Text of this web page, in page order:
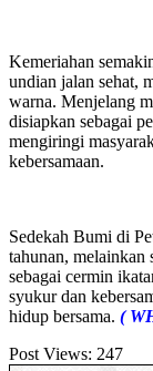
Kemeriahan
undian jalan sehat,
warna. Menjelang
disiapkan sebagai
mengiringi
kebersamaan.
Sedekah Bumi di
tahunan, melainkan
sebagai cermin
syukur dan
hidup bersama. (
Post Views: 247